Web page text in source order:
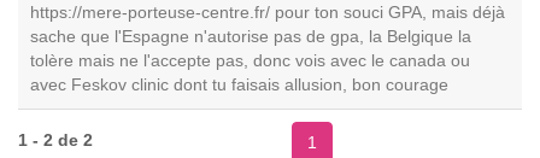
https://mere-porteuse-centre.fr/ pour ton souci GPA, mais déjà
sache que l'Espagne n'autorise pas de gpa, la Belgique la
tolère mais ne l'accepte pas, donc vois avec le canada ou
avec Feskov clinic dont tu faisais allusion, bon courage
1 - 2 de 2 1